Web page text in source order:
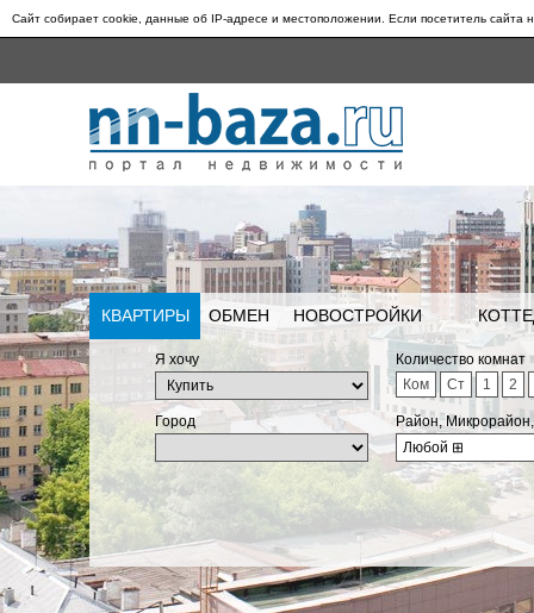
Сайт собирает cookie, данные об IP-адресе и местоположении. Если посетитель сайта
КВАРТИРЫ ОБМЕН НОВОСТРОЙКИ
Я хочу
Количество комнат
Ком
Ст 1 2
Город
Район,
Любой ⊞